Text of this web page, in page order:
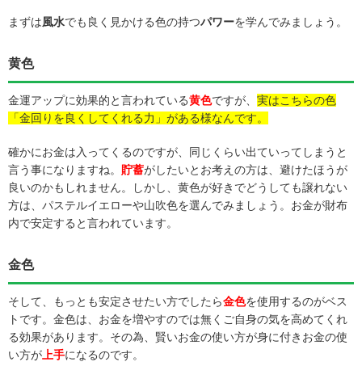
まずは風水でも良く見かける色の持つパワーを学んでみましょう。
黄色
金運アップに効果的と言われている黄色ですが、 実はこちらの色
「金回りを良くしてくれる力」がある様なんです。
確かにお金は入ってくるのですが、同じくらい出ていってしまうと
言う事になりますね。 貯蓄がしたいとお考えの方は、避けたほうが
良いのかもしれません。しかし、黄色が好きでどうしても譲れない
方は、パステルイエローや山吹色を選んでみましょう。お金が財布
内で安定すると言われています。
金色
そして、もっとも安定させたい方でしたら金色を使用するのがベス
トです。金色は、お金を増やすのでは無くご自身の気を高めてくれ
る効果があります。その為、賢いお金の使い方が身に付きお金の使
い方が上手になるのです。